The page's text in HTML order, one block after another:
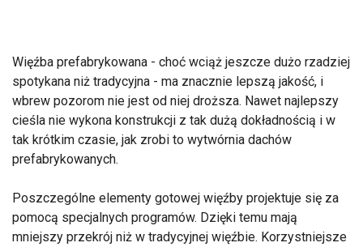
Więźba prefabrykowana - choć wciąż jeszcze dużo rzadziej
spotykana niż tradycyjna - ma znacznie lepszą jakość, i
wbrew pozorom nie jest od niej droższa. Nawet najlepszy
cieśla nie wykona konstrukcji z tak dużą dokładnością i w
tak krótkim czasie, jak zrobi to wytwórnia dachów
prefabrykowanych.
Poszczególne elementy gotowej więźby projektuje się za
pomocą specjalnych programów. Dzięki temu mają
mniejszy przekrój niż w tradycyjnej więźbie. Korzystniejsze